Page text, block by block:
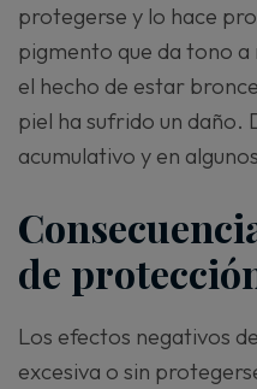
protegerse y lo hace
pigmento que da tono
el hecho de estar
piel ha sufrido un daño.
acumulativo y en
de
Los efectos negativos
excesiva o sin